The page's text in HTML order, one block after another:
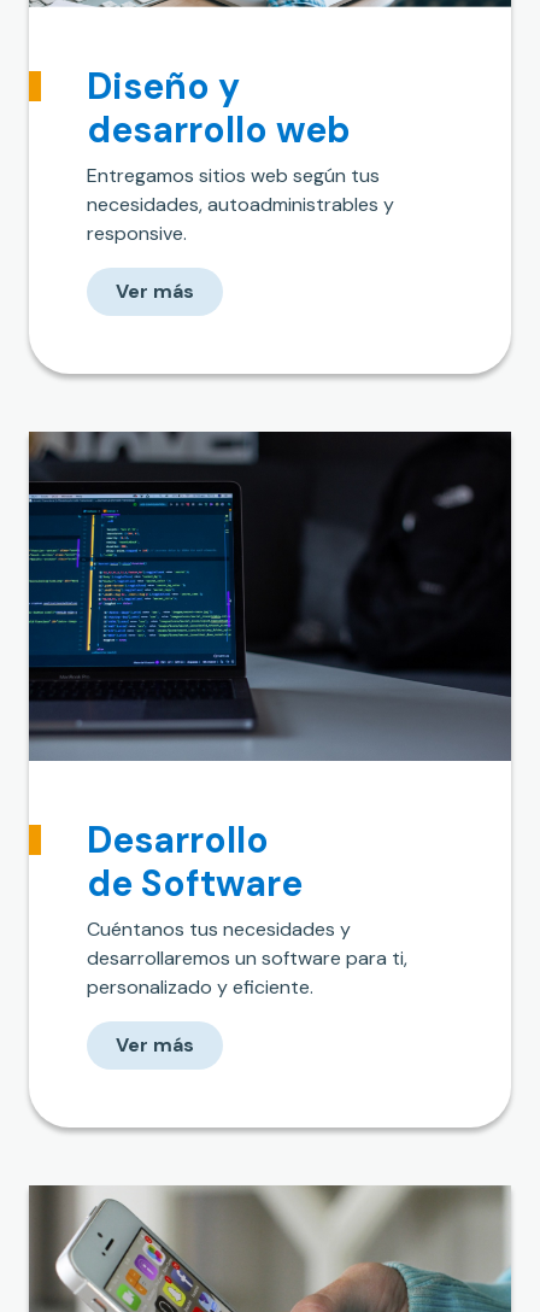
Diseño y
desarrollo web
Entregamos sitios web según tus
necesidades, autoadministrables y
responsive.
Ver más
Desarrollo
de Software
Cuéntanos tus necesidades y
desarrollaremos un software para ti,
personalizado y eficiente.
Ver más